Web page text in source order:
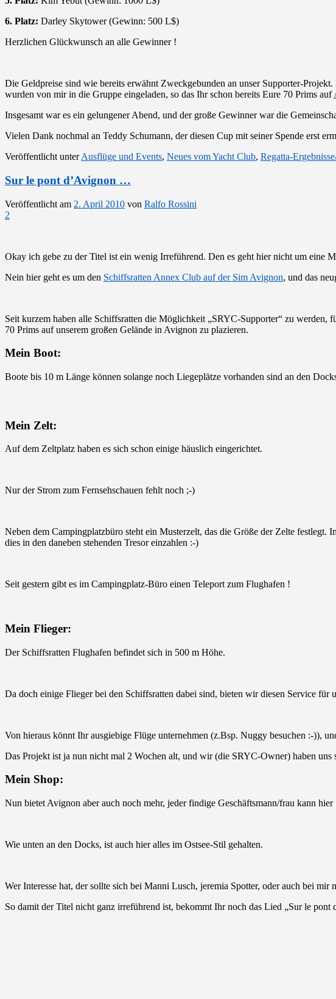
6. Platz: Darley Skytower (Gewinn: 500 L$)
Herzlichen Glückwunsch an alle Gewinner !
Die Geldpreise sind wie bereits erwähnt Zweckgebunden an unser Supporter-
wurden von mir in die Gruppe eingeladen, so das Ihr schon bereits Eure 70 Prims auf
Insgesamt war es ein gelungener Abend, und der große Gewinner war die
Vielen Dank nochmal an Teddy Schumann, der diesen Cup mit seiner Spende erst
Veröffentlicht unter Ausflüge und Events, Neues vom Yacht Club, Regatta-
Sur le pont d’Avignon …
Veröffentlicht am 2. April 2010 von Ralfo Rossini
2
Okay ich gebe zu der Titel ist ein wenig Irreführend. Den es geht hier nicht um eine
Nein hier geht es um den Schiffsratten Annex Club auf der Sim Avignon, und das
Seit kurzem haben alle Schiffsratten die Möglichkeit „SRYC-Supporter“ zu
70 Prims auf unserem großen Gelände in Avignon zu plazieren.
Mein Boot:
Boote bis 10 m Länge können solange noch Liegeplätze vorhanden sind an den
Mein Zelt:
Auf dem Zeltplatz haben es sich schon einige häuslich eingerichtet.
Nur der Strom zum Fernsehschauen fehlt noch ;-)
Neben dem Campingplatzbüro steht ein Musterzelt, das die Größe der Zelte
dies in den daneben stehenden Tresor einzahlen :-)
Seit gestern gibt es im Campingplatz-Büro einen Teleport zum Flughafen !
Mein Flieger:
Der Schiffsratten Flughafen befindet sich in 500 m Höhe.
Da doch einige Flieger bei den Schiffsratten dabei sind, bieten wir diesen Service
Von hieraus könnt Ihr ausgiebige Flüge unternehmen (z.Bsp. Nuggy besuchen :-)),
Das Projekt ist ja nun nicht mal 2 Wochen alt, und wir (die SRYC-Owner) haben
Mein Shop:
Nun bietet Avignon aber auch noch mehr, jeder findige Geschäftsmann/frau kann
Wie unten an den Docks, ist auch hier alles im Ostsee-Stil gehalten.
Wer Interesse hat, der sollte sich bei Manni Lusch, jeremia Spotter, oder auch bei mir
So damit der Titel nicht ganz irreführend ist, bekommt Ihr noch das Lied „Sur le